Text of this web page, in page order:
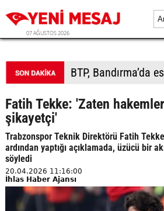
07 AĞUSTOS 2026
Fatih Tekke: 'Zaten
şikayetçi'
Trabzonspor Teknik Direktörü Fatih
ardından yaptığı açıklamada, üzücü bir
söyledi
20.04.2026 11:16:00
İhlas Haber Ajansı